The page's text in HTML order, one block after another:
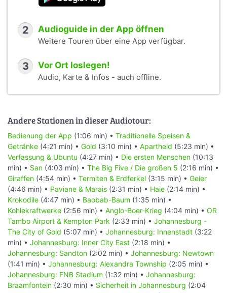
2 Audioguide in der App öffnen
Weitere Touren über eine App verfügbar.
3 Vor Ort loslegen!
Audio, Karte & Infos - auch offline.
Andere Stationen in dieser Audiotour:
Bedienung der App (1:06 min) • Traditionelle Speisen &
Getränke (4:21 min) • Gold (3:10 min) • Apartheid (5:23 min) •
Verfassung & Ubuntu (4:27 min) • Die ersten Menschen (10:13
min) • San (4:03 min) • The Big Five / Die großen 5 (2:16 min) •
Giraffen (4:54 min) • Termiten & Erdferkel (3:15 min) • Geier
(4:46 min) • Paviane & Marais (2:31 min) • Haie (2:14 min) •
Krokodile (4:47 min) • Baobab-Baum (1:35 min) •
Kohlekraftwerke (2:56 min) • Anglo-Boer-Krieg (4:04 min) • OR
Tambo Airport & Kempton Park (2:33 min) • Johannesburg -
The City of Gold (5:07 min) • Johannesburg: Innenstadt (3:22
min) • Johannesburg: Inner City East (2:18 min) •
Johannesburg: Sandton (2:02 min) • Johannesburg: Newtown
(1:41 min) • Johannesburg: Alexandra Township (2:05 min) •
Johannesburg: FNB Stadium (1:32 min) • Johannesburg:
Braamfontein (2:30 min) • Sicherheit in Johannesburg (2:04